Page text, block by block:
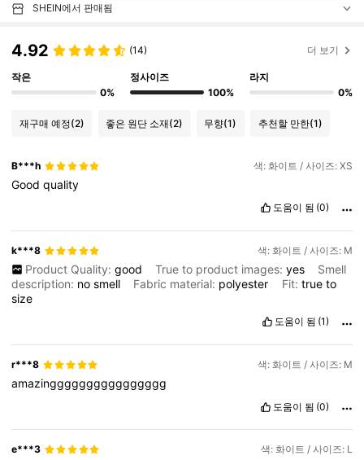
SHEIN에서 판매됨
4.92 (14) 더 보기
작은
0%
정사이즈
100%
라지
0%
재구매 예정(2) 좋은 원단 소재(2) 무향(1) 추천할 만한(1)
B***h 색: 화이트 / 사이즈: XS
Goodquality
도움이 됨 (0)
k***8 색: 화이트 / 사이즈: M
Product Quality: good True to product images: yes
Smell
description: nosmell Fabric material: polyester Fit: true to
size
도움이 됨 (1)
r***8 색: 화이트 / 사이즈: M
amazingggggggggggggggg
도움이 됨 (0)
e***3 색: 화이트 / 사이즈: L